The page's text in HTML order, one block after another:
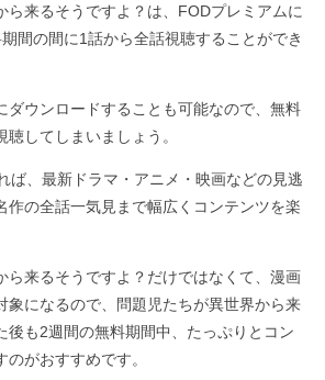
ら来るそうですよ？は、FODプレミアムに
間の間に1話から全話視聴することができ
ダウンロードすることも可能なので、無料
してしまいましょう。
ば、最新ドラマ・アニメ・映画などの見逃
作の全話一気見まで幅広くコンテンツを楽
ら来るそうですよ？だけではなくて、漫画
象になるので、問題児たちが異世界から来
後も2週間の無料期間中、たっぷりとコン
がおすすめです。